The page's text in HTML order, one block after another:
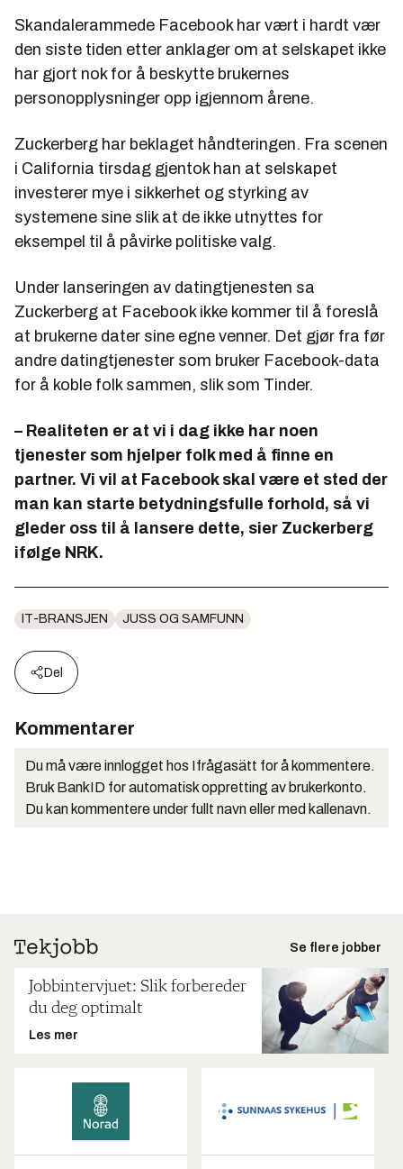
Skandalerammede Facebook har vært i hardt vær
den siste tiden etter anklager om at selskapet ikke
har gjort nok for å beskytte brukernes
personopplysninger opp igjennom årene.
Zuckerberg har beklaget håndteringen. Fra scenen
i California tirsdag gjentok han at selskapet
investerer mye i sikkerhet og styrking av
systemene sine slik at de ikke utnyttes for
eksempel til å påvirke politiske valg.
Under lanseringen av datingtjenesten sa
Zuckerberg at Facebook ikke kommer til å foreslå
at brukerne dater sine egne venner. Det gjør fra før
andre datingtjenester som bruker Facebook-data
for å koble folk sammen, slik som Tinder.
– Realiteten er at vi i dag ikke har noen
tjenester som hjelper folk med å finne en
partner. Vi vil at Facebook skal være et sted der
man kan starte betydningsfulle forhold, så vi
gleder oss til å lansere dette, sier Zuckerberg
ifølge NRK.
IT-BRANSJEN JUSS OG SAMFUNN
Del
Kommentarer
Du må være innlogget hos Ifrågasätt for å kommentere.
Bruk BankID for automatisk oppretting av brukerkonto.
Du kan kommentere under fullt navn eller med kallenavn.
Se flere jobber
Jobbintervjuet: Slik forbereder
du deg optimalt
Les mer